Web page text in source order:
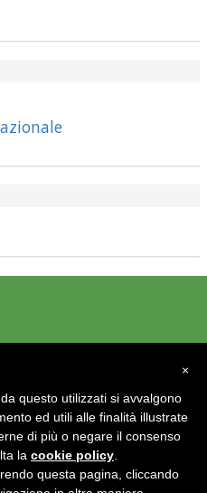
traccia il bilancio della stagione ×
questo utilizzati si avvalgono
ed utili alle finalità illustrate
di più o negare il consenso
la cookie policy
questa pagina, cliccando